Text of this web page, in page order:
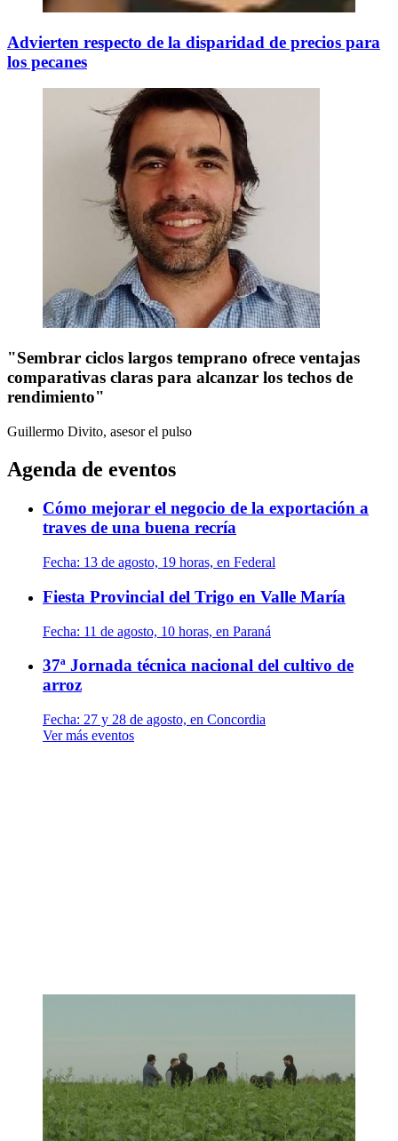
Advierten respecto de la disparidad de precios para
los pecanes
"Sembrar ciclos largos temprano ofrece ventajas
comparativas claras para alcanzar los techos de
rendimiento"
Guillermo Divito, asesor el pulso
Agenda de eventos
Cómo mejorar el negocio de la exportación a
traves de una buena recría
Fecha: 13 de agosto, 19 horas, en Federal
Fiesta Provincial del Trigo en Valle María
Fecha: 11 de agosto, 10 horas, en Paraná
37ª Jornada técnica nacional del cultivo de
arroz
Fecha: 27 y 28 de agosto, en Concordia
Ver más eventos